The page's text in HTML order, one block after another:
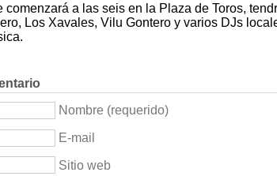
comenzará a las seis en la Plaza de Toros,
Los Xavales, Vilu Gontero y varios DJs
Nombre (requerido)
E-mail
Sitio web